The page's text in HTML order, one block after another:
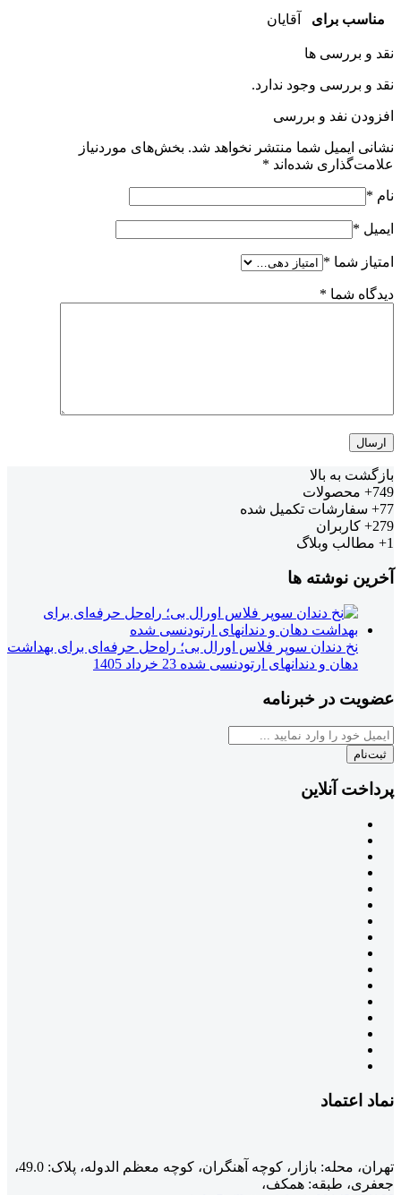
مناسب برای آقایان
نقد و بررسی ها
نقد و بررسی وجود ندارد.
افزودن نفد و بررسی
نشانی ایمیل شما منتشر نخواهد شد. بخش‌های موردنیاز
علامت‌گذاری شده‌اند *
نام *
ایمیل *
امتیاز شما *
دیدگاه شما *
بازگشت به بالا
749+
محصولات
77+
سفارشات تکمیل شده
279+
کاربران
1+
مطالب وبلاگ
آخرین نوشته ها
نخ دندان سوپر فلاس اورال بی؛ راه‌حل حرفه‌ای برای بهداشت
دهان و دندانهای ارتودنسی شده 23 خرداد 1405
عضویت در خبرنامه
ثبت‌نام
پرداخت آنلاین
نماد اعتماد
تهران، محله: بازار، کوچه آهنگران، کوچه معظم الدوله، پلاک: 49.0،
جعفری، طبقه: همکف،